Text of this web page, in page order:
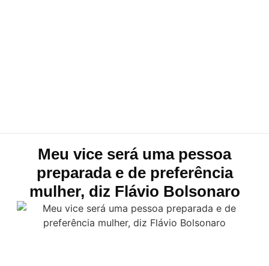
Meu vice será uma pessoa
preparada e de preferência
mulher, diz Flávio Bolsonaro